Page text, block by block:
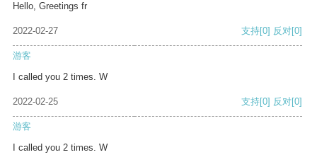
Hello, Greetings fr
2022-02-27 支持[0] 反对[0]
游客
I called you 2 times. W
2022-02-25 支持[0] 反对[0]
游客
I called you 2 times. W